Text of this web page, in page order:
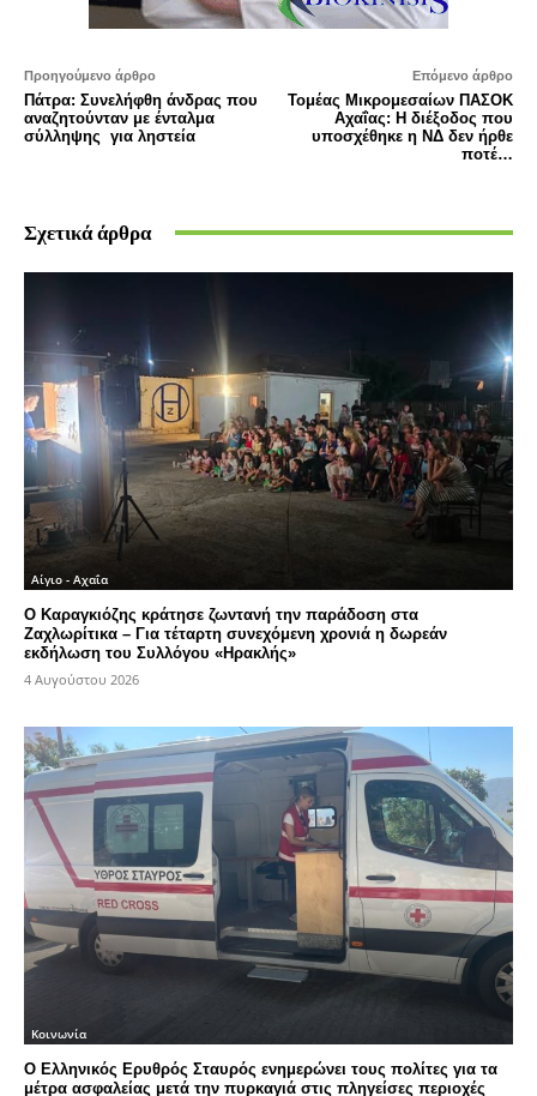
Προηγούμενο άρθρο
Πάτρα: Συνελήφθη άνδρας που
αναζητούνταν με ένταλμα
σύλληψης για ληστεία
Επόμενο άρθρο
Τομέας Μικρομεσαίων ΠΑΣΟΚ
Αχαΐας: Η διέξοδος που
υποσχέθηκε η ΝΔ δεν ήρθε
ποτέ…
Σχετικά άρθρα
Αίγιο - Αχαΐα
Ο Καραγκιόζης κράτησε ζωντανή την παράδοση στα
Ζαχλωρίτικα – Για τέταρτη συνεχόμενη χρονιά η δωρεάν
εκδήλωση του Συλλόγου «Ηρακλής»
4 Αυγούστου 2026
Κοινωνία
Ο Ελληνικός Ερυθρός Σταυρός ενημερώνει τους πολίτες για τα
μέτρα ασφαλείας μετά την πυρκαγιά στις πληγείσες περιοχές